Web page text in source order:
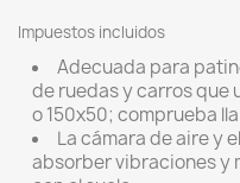
Impuestos incluidos
Adecuada para
de ruedas y carros que
o 150x50; comprueba
La cámara de aire y
absorber vibraciones y